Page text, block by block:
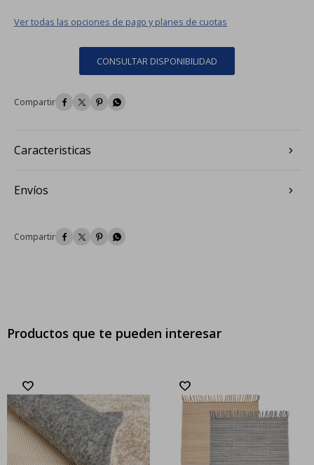
Ver todas las opciones de pago y planes de cuotas
CONSULTAR DISPONIBILIDAD
   
Caracteristicas
Envíos
   
Productos que te pueden interesar